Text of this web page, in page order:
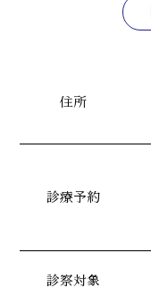
住所
診療予約
診察対象